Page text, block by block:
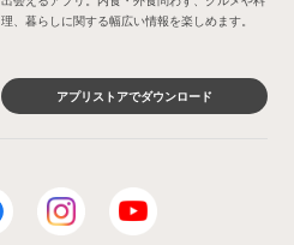
理、暮らしに関する幅広い情報を楽しめます。
アプリストアでダウンロード